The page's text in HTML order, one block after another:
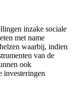
inzake sociale
met name
waarbij, indien
van de
ook
investeringen